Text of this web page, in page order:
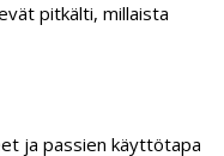
pitkälti, millaista
ja passien käyttötapa